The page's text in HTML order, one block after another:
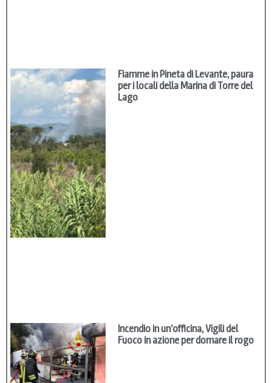
Fiamme in Pineta di Levante, paura
per i locali della Marina di Torre del
Lago
Incendio in un’officina, Vigili del
Fuoco in azione per domare il rogo